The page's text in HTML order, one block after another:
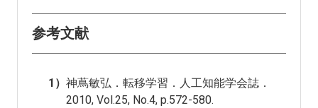
参考文献
1） 神蔦敏弘．転移学習．人工知能学会誌．
2010, Vol.25, No.4, p.572-580.